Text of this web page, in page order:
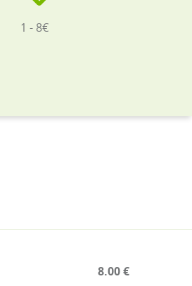
1 - 8€
8.00 €